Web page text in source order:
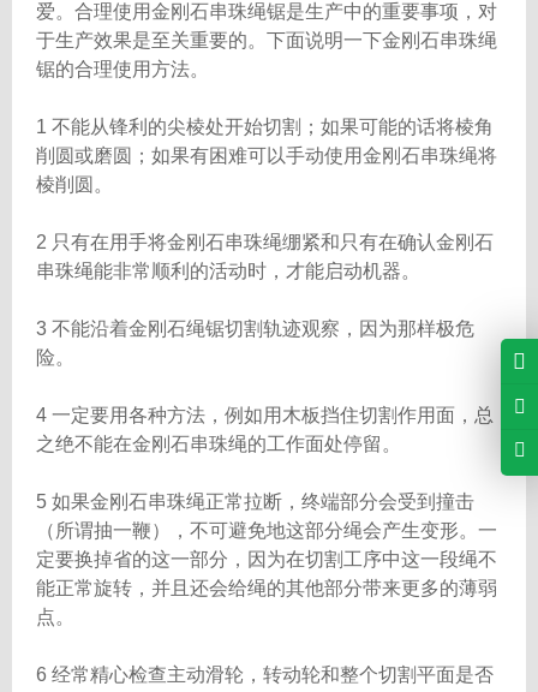
爱。合理使用金刚石串珠绳锯是生产中的重要事项，对
于生产效果是至关重要的。下面说明一下金刚石串珠绳
锯的合理使用方法。
1 不能从锋利的尖棱处开始切割；如果可能的话将棱角
削圆或磨圆；如果有困难可以手动使用金刚石串珠绳将
棱削圆。
2 只有在用手将金刚石串珠绳绷紧和只有在确认金刚石
串珠绳能非常顺利的活动时，才能启动机器。
3 不能沿着金刚石绳锯切割轨迹观察，因为那样极危
险。
4 一定要用各种方法，例如用木板挡住切割作用面，总
之绝不能在金刚石串珠绳的工作面处停留。
5 如果金刚石串珠绳正常拉断，终端部分会受到撞击
（所谓抽一鞭），不可避免地这部分绳会产生变形。一
定要换掉省的这一部分，因为在切割工序中这一段绳不
能正常旋转，并且还会给绳的其他部分带来更多的薄弱
点。
6 经常精心检查主动滑轮，转动轮和整个切割平面是否